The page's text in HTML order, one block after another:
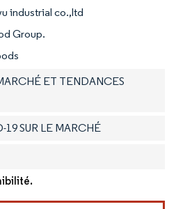
industrial co.,ltd
Group.
ET TENDANCES
SUR LE MARCHÉ